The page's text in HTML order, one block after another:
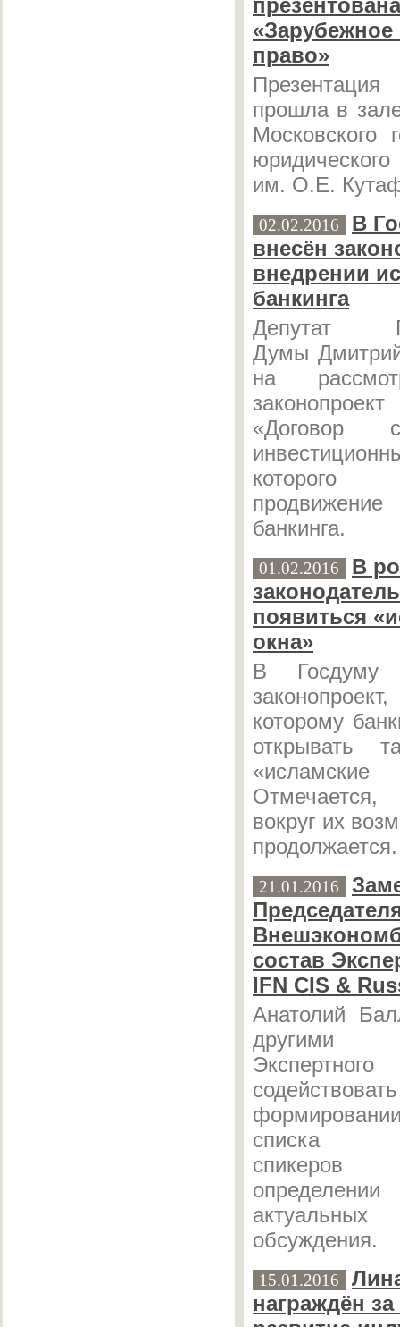
«Зарубежное
право»
прошла в
Московского
им. О.Е.
02.02.2016
В
внесён
внедрении
банкинга
Депутат
Думы
на
«Договор
банкинга.
01.02.2016
В
появиться
окна»
В Госдуму
которому
открывать
Отмечается,
вокруг их
продолжается.
21.01.2016
состав
IFN CIS &
Анатолий
другими
списка
обсуждения.
15.01.2016
награждён